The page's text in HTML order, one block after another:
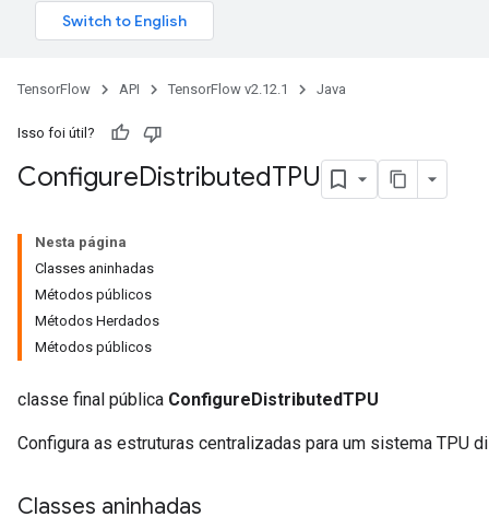
TensorFlow API TensorFlow v2.12.1 Java
Isso foi útil?
ConfigureDistributedTPU
Nesta página
Classes aninhadas
Métodos públicos
Métodos Herdados
Métodos públicos
classe final pública ConfigureDistributedTPU
Configura as estruturas centralizadas para um sistema TPU
Classes aninhadas